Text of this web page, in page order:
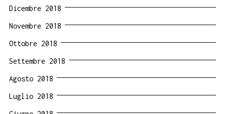
Dicembre 2018
Novembre 2018
Ottobre 2018
Settembre 2018
Agosto 2018
Luglio 2018